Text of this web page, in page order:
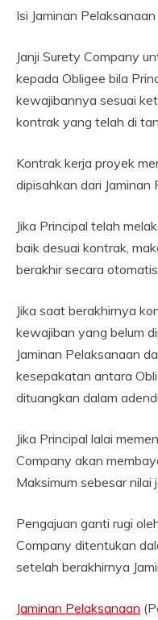
Isi Jaminan Pelaksanaan
Janji Surety Company
kepada Obligee bila
kewajibannya sesuai
kontrak yang telah di
Kontrak kerja proyek
dipisahkan dari Jaminan
Jika Principal telah
baik desuai kontrak,
berakhir secara otomatis.
Jika saat berakhirnya
kewajiban yang belum
Jaminan Pelaksanaan
kesepakatan antara
dituangkan dalam
Jika Principal lalai
Company akan
Maksimum sebesar nilai
Pengajuan ganti rugi
Company ditentukan
setelah berakhirnya
Jaminan Pelaksanaan